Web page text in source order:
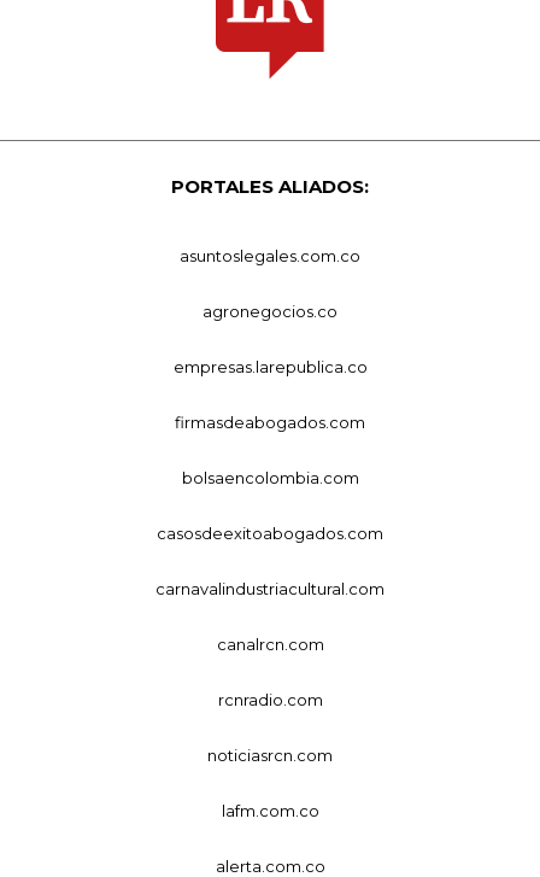
PORTALES ALIADOS:
asuntoslegales.com.co
agronegocios.co
empresas.larepublica.co
firmasdeabogados.com
bolsaencolombia.com
casosdeexitoabogados.com
carnavalindustriacultural.com
canalrcn.com
rcnradio.com
noticiasrcn.com
lafm.com.co
alerta.com.co